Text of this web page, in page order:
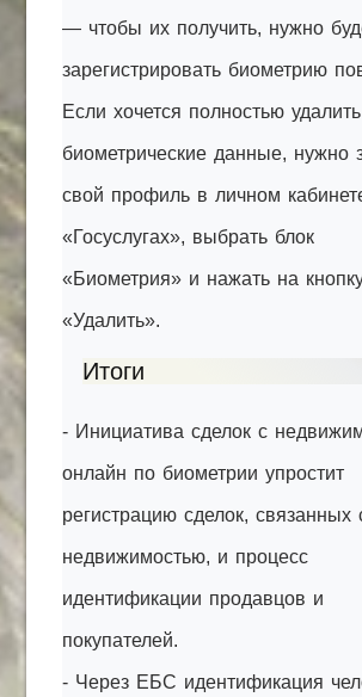
— чтобы их получить, нужно
зарегистрировать биометрию
Если хочется полностью удалить
биометрические данные, нужно
свой профиль в личном
«Госуслугах», выбрать блок
«Биометрия» и нажать на
«Удалить».
Итоги
- Инициатива сделок с
онлайн по биометрии упростит
регистрацию сделок, связанных
недвижимостью, и процесс
идентификации продавцов и
покупателей.
- Через ЕБС идентификация